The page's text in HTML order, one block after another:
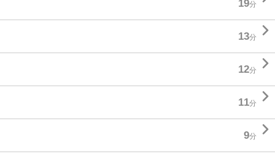
19分
13分 
12分 
11分 
9分 